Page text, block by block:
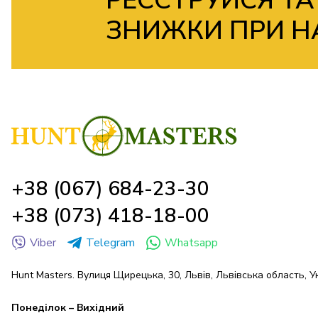
ЗНИЖКИ ПРИ
+38 (067) 684-23-30
+38 (073) 418-18-00
Viber Telegram Whatsapp
Hunt Masters. Вулиця Щирецька, 30, Львів, Львівська область,
Понеділок – Вихідний